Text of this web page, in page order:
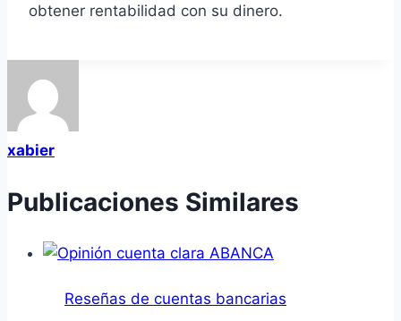
obtener rentabilidad con su dinero.
xabier
Publicaciones Similares
Reseñas de cuentas bancarias